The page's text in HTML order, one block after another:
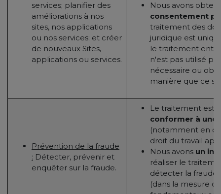
services; planifier des
améliorations à nos
sites, nos applications
ou nos services; et créer
de nouveaux Sites,
applications ou services.
Nous avons
consentement
traitement des
juridique est
le traitement
n'est pas utilisé
nécessaire ou
manière que ce
Prévention de la fraude
: Détecter, prévenir et
enquêter sur la fraude.
Le traitement est
conformer à une
(notamment en
droit du travail
Nous avons un
réaliser le
détecter la fraude
(dans la mesure